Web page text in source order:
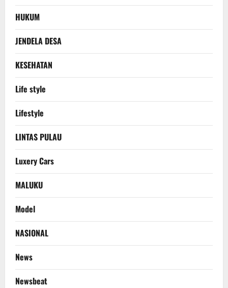
HUKUM
JENDELA DESA
KESEHATAN
Life style
Lifestyle
LINTAS PULAU
Luxery Cars
MALUKU
Model
NASIONAL
News
Newsbeat